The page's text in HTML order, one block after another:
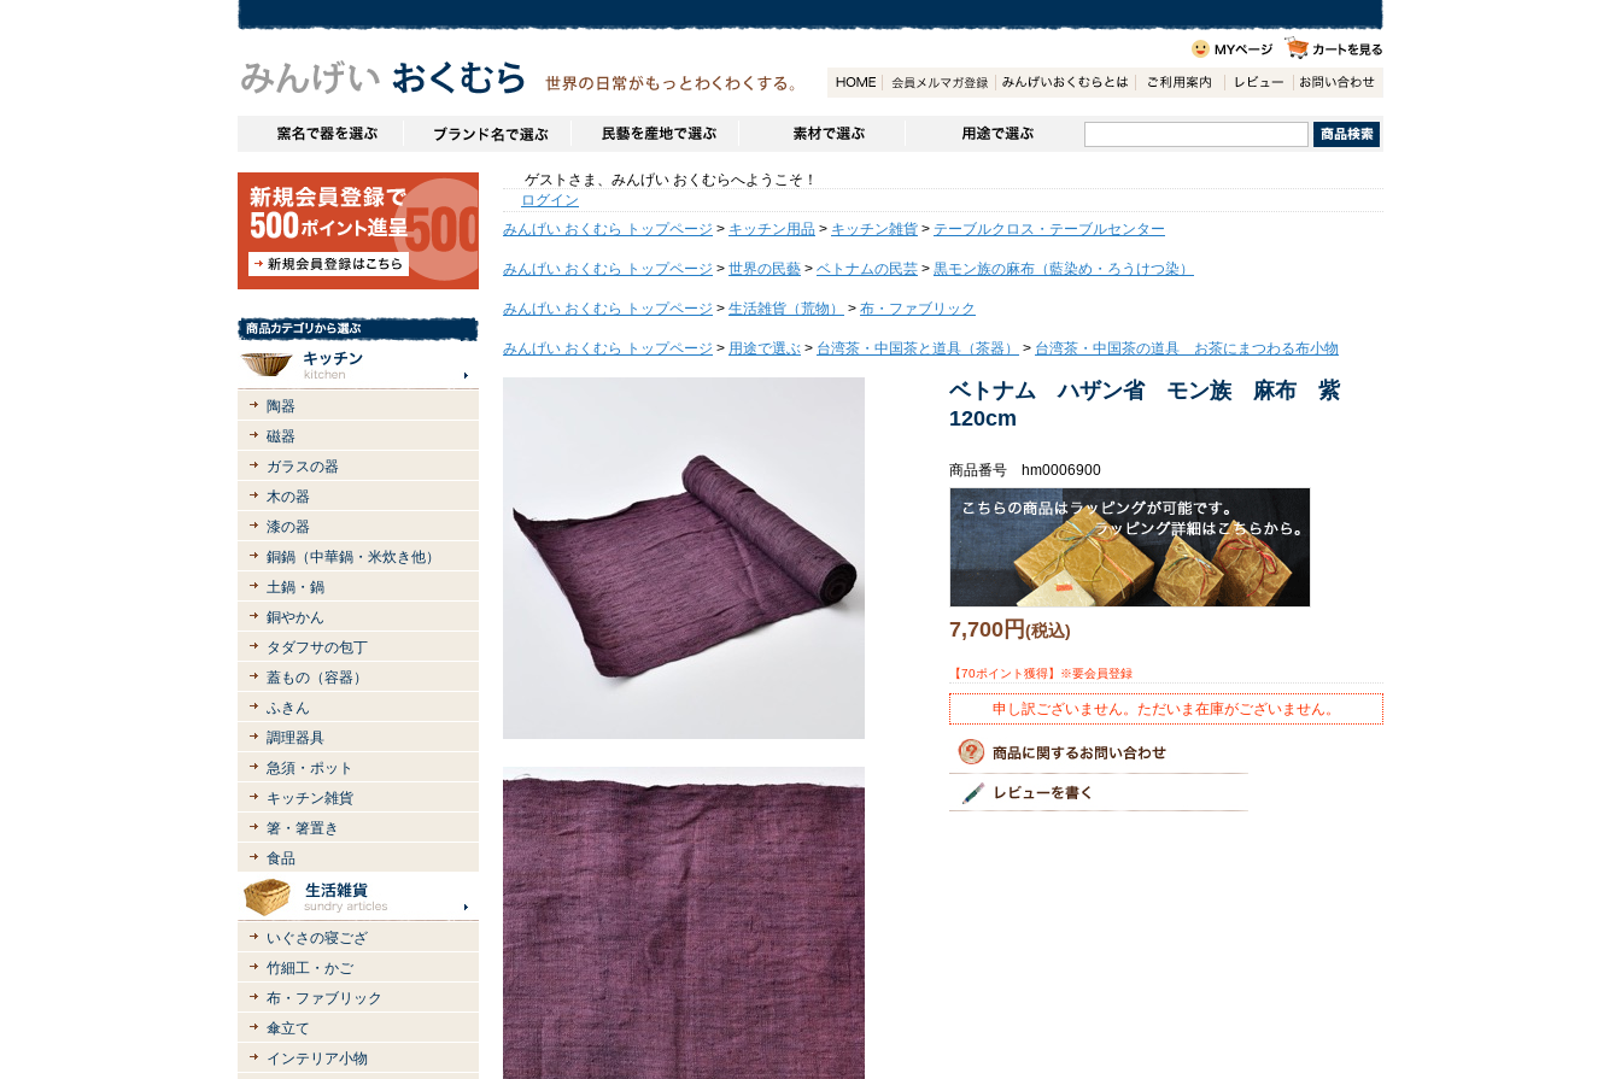
陶器
磁器
ガラスの器
木の器
漆の器
銅鍋（中華鍋・米炊き他）
土鍋・鍋
銅やかん
タダフサの包丁
蓋もの（容器）
ふきん
調理器具
急須・ポット
キッチン雑貨
箸・箸置き
食品
いぐさの寝ござ
竹細工・かご
布・ファブリック
傘立て
インテリア小物
ゲストさま、みんげい おくむらへようこそ！
ログイン
みんげい おくむら トップページ > キッチン用品 > キッチン雑貨 > テーブルクロス・テーブルセンター
みんげい おくむら トップページ > 世界の民藝 > ベトナムの民芸 > 黒モン族の麻布（藍染め・ろうけつ染）
みんげい おくむら トップページ > 生活雑貨（荒物） > 布・ファブリック
みんげい おくむら トップページ > 用途で選ぶ > 台湾茶・中国茶と道具（茶器） > 台湾茶・中国茶の道具 お茶にまつわる布小物
ベトナム ハザン省 モン族 麻布 紫
120cm
商品番号 hm0006900
7,700円(税込)
【70ポイント獲得】※要会員登録
申し訳ございません。ただいま在庫がございません。